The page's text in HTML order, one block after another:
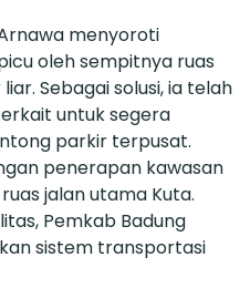
menyoroti
oleh sempitnya ruas
Sebagai solusi, ia telah
untuk segera
parkir terpusat.
penerapan kawasan
jalan utama Kuta.
Pemkab Badung
sistem transportasi